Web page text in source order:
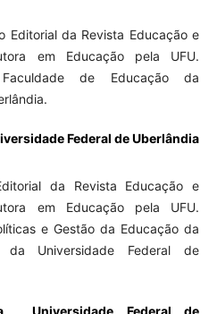
Editorial da Revista Educação e
em Educação pela UFU.
de Educação da
Federal de Uberlândia
da Revista Educação e
em Educação pela UFU.
e Gestão da Educação da
da Universidade Federal de